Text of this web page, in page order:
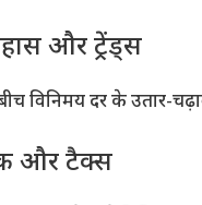
और ट्रेंड्स
विनिमय दर के उतार-
और टैक्स